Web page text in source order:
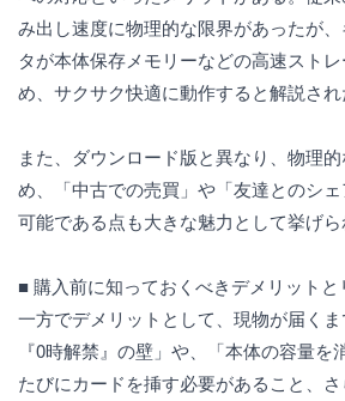
み出し速度に物理的な限界があったが
タが本体保存メモリーなどの高速スト
め、サクサク快適に動作すると解説され
また、ダウンロード版と異なり、物理
め、「中古での売買」や「友達とのシ
可能である点も大きな魅力として挙げら
■ 購入前に知っておくべきデメリットと
一方でデメリットとして、現物が届く
『0時解禁』の壁」や、「本体の容量を
たびにカードを挿す必要があること、